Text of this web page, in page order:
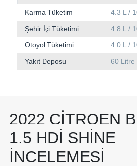
Karma Tüketim 4.3 L /
Şehir İçi Tüketimi 4.8 L /
Otoyol Tüketimi 4.0 L /
Yakıt Deposu 60 Litre
2022 CITROEN
1.5 HDI SHINE
İNCELEMESI